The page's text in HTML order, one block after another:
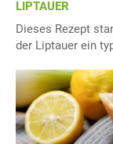
LIPTAUER
Dieses Rezept
der Liptauer ein